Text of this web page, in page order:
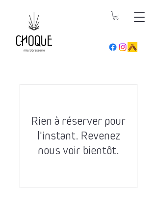
Rien à réserver pour
l'instant. Revenez
nous voir bientôt.